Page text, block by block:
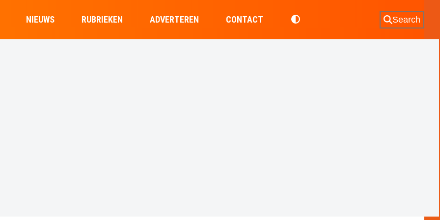
NIEUWS RUBRIEKEN ADVERTEREN CONTACT Search